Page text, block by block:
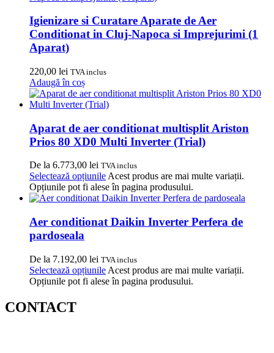
Igienizare si Curatare Aparate de Aer
Conditionat in Cluj-Napoca si Imprejurimi (1
Aparat)
220,00 lei TVA inclus
Adaugă în coș
Aparat de aer conditionat multisplit Ariston
Prios 80 XD0 Multi Inverter (Trial)
De la 6.773,00 lei TVA inclus
Selectează opțiunileAcest produs are mai multe variații.
Opțiunile pot fi alese în pagina produsului.
Aer conditionat Daikin Inverter Perfera de
pardoseala
De la 7.192,00 lei TVA inclus
Selectează opțiunile Acest produs are mai multe variații.
Opțiunile pot fi alese în pagina produsului.
CONTACT